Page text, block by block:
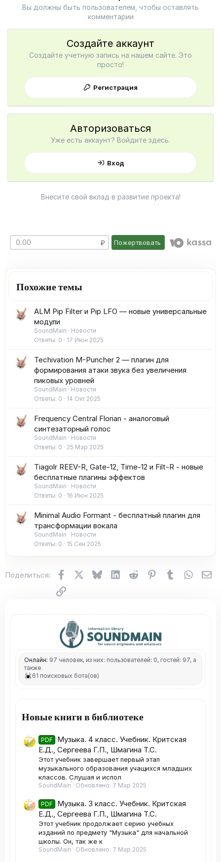
Вы должны быть пользователем, чтобы оставлять
комментарии
Создайте аккаунт
Создайте учетную запись на нашем сайте. Это
просто!
Регистрация
Авторизоваться
Уже есть аккаунт? Войдите здесь.
Вход
Внесите свой вклад в развитие проекта!
Пожертвовать
Похожие темы
ALM Pip Filter и Pip LFO — новые универсальные
модули
SoundMain
Новости
Ответы 0 17 Июн 2025
Techivation M-Puncher 2 — плагин для
формирования атаки звука без увеличения
пиковых уровней
SoundMain
Новости
Ответы 0 14 Окт 2025
Frequency Central Florian - аналоговый
синтезаторный голос
SoundMain
Новости
Ответы 0 25 Мар 2025
Tiagolr REEV-R, Gate-12, Time-12 и Filt-R - новые
бесплатные плагины эффектов
SoundMain
Новости
Ответы 0 16 Июн 2025
Minimal Audio Formant - бесплатный плагин для
трансформации вокала
SoundMain
Новости
Ответы 0 15 Сен 2025
Поделиться: FacebookX (Twitter)
BlueskyLinkedInReddit Pinterest
Tumblr
Ссылка
Онлайн: 97 человек, из них: пользователей: 0, гостей: 97, а
также
61 поисковых бота(ов)
Новые книги в библиотеке
PDF
Музыка. 4 класс. Учебник. Критская
Е.Д., Сергеева Г.П., Шмагина Т.С.
Этот учебник завершает первый этап
музыкального образования учащихся младших
классов. Слушая и испол
SoundMain Обновлено: 7 Мар 2025
PDF
Музыка. 3 класс. Учебник. Критская
Е.Д., Сергеева Г.П., Шмагина Т.С.
Этот учебник продолжает серию учебных
изданий по предмету "Музыка" для начальной
школы. Он, так же к
SoundMain Обновлено: 7 Мар 2025